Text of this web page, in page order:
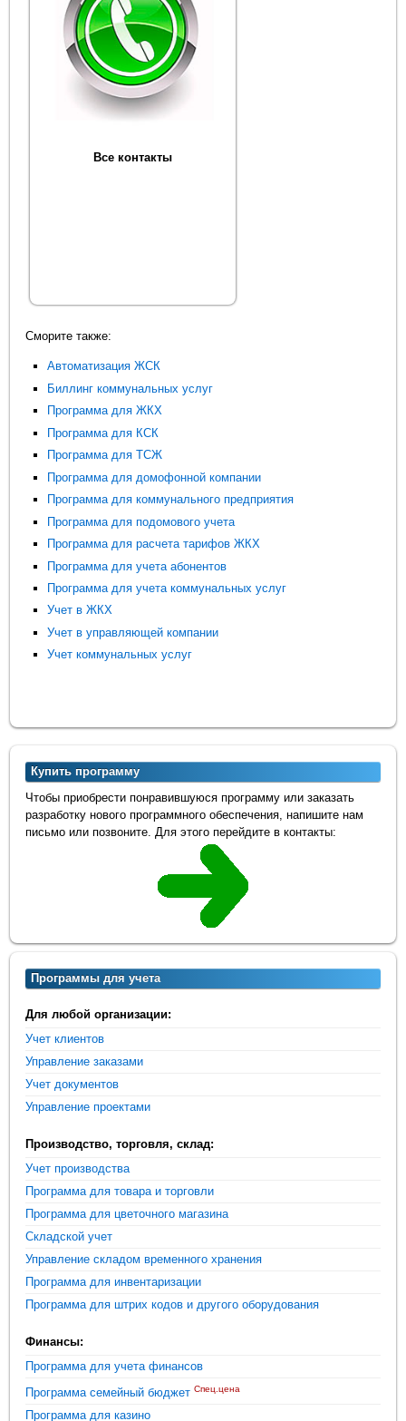
Все контакты
Сморите также:
Автоматизация ЖСК
Биллинг коммунальных услуг
Программа для ЖКХ
Программа для КСК
Программа для ТСЖ
Программа для домофонной компании
Программа для коммунального предприятия
Программа для подомового учета
Программа для расчета тарифов ЖКХ
Программа для учета абонентов
Программа для учета коммунальных услуг
Учет в ЖКХ
Учет в управляющей компании
Учет коммунальных услуг
Купить программу
Чтобы приобрести понравившуюся программу или заказать
разработку нового программного обеспечения, напишите нам
письмо или позвоните. Для этого перейдите в контакты:
Программы для учета
Для любой организации:
Учет клиентов
Управление заказами
Учет документов
Управление проектами
Производство, торговля, склад:
Учет производства
Программа для товара и торговли
Программа для цветочного магазина
Складской учет
Управление складом временного хранения
Программа для инвентаризации
Программа для штрих кодов и другого оборудования
Финансы:
Программа для учета финансов
Программа семейный бюджет Спец.цена
Программа для казино